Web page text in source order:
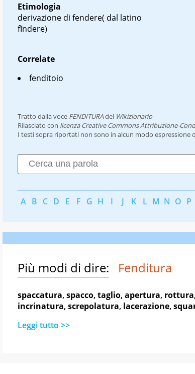
Etimologia
derivazione di fendere( dal latino
fĭndere)
Correlate
fenditoio
Tratto dalla voce FENDITURAdel Wikizionario
Rilasciato con licenza Creative Commons Attribuzione-
I testi sopra riportati non sono in alcun modo espressione
A B C D E F G H I J K L M N O P
Più modi di dire: Fenditura
spaccatura,spacco,taglio,apertura, rottura
incrinatura,screpolatura, lacerazione,
Leggi tutto >>